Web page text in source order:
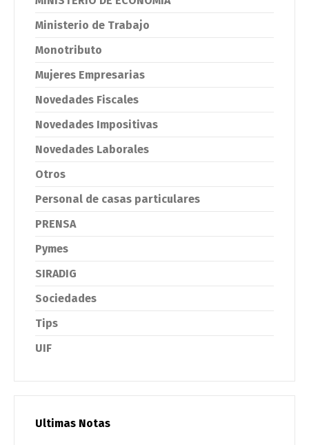
Ministerio de Trabajo
Monotributo
Mujeres Empresarias
Novedades Fiscales
Novedades Impositivas
Novedades Laborales
Otros
Personal de casas particulares
PRENSA
Pymes
SIRADIG
Sociedades
Tips
UIF
Ultimas Notas